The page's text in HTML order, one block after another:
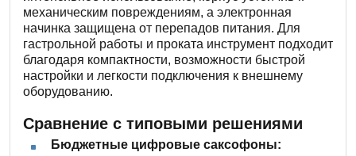
механическим повреждениям, а электронная
начинка защищена от перепадов питания. Для
гастрольной работы и проката инструмент подходит
благодаря компактности, возможности быстрой
настройки и легкости подключения к внешнему
оборудованию.
Сравнение с типовыми решениями
Бюджетные цифровые саксофоны: